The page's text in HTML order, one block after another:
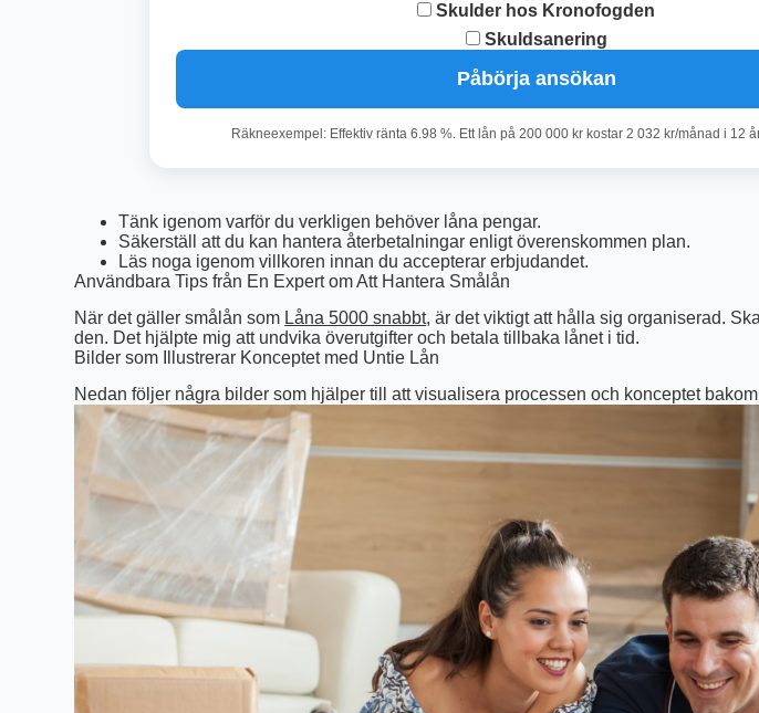
Skulder hos Kronofogden
Skuldsanering
Påbörja ansökan
Räkneexempel: Effektiv ränta 6.98 %. Ett lån på 200 000 kr kostar 2 032 kr/månad i 12
Tänk igenom varför du verkligen behöver låna pengar.
Säkerställ att du kan hantera återbetalningar enligt överenskommen plan.
Läs noga igenom villkoren innan du accepterar erbjudandet.
Användbara Tips från En Expert om Att Hantera Smålån
När det gäller smålån som Låna 5000 snabbt, är det viktigt att hålla sig organiserad.
den. Det hjälpte mig att undvika överutgifter och betala tillbaka lånet i tid.
Bilder som Illustrerar Konceptet med Untie Lån
Nedan följer några bilder som hjälper till att visualisera processen och konceptet